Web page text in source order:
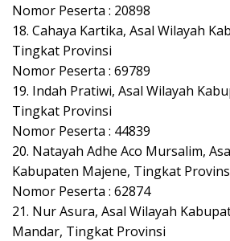
Nomor Peserta : 20898
18. Cahaya Kartika, Asal Wilayah
Tingkat Provinsi
Nomor Peserta : 69789
19. Indah Pratiwi, Asal Wilayah
Tingkat Provinsi
Nomor Peserta : 44839
20. Natayah Adhe Aco Mursalim,
Kabupaten Majene, Tingkat
Nomor Peserta : 62874
21. Nur Asura, Asal Wilayah
Mandar, Tingkat Provinsi